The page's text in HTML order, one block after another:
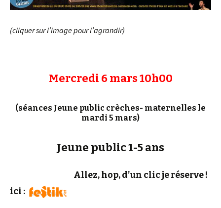
(cliquer sur l’image pour l’agrandir)
Mercredi 6 mars 10h00
(séances Jeune public crèches- maternelles le
mardi 5 mars)
Jeune public 1-5 ans
Allez, hop, d’un clic je réserve !
ici :